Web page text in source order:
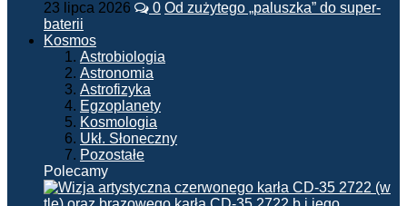
23 lipca 2026 0 Od zużytego „paluszka” do super-
baterii
Kosmos
Astrobiologia
Astronomia
Astrofizyka
Egzoplanety
Kosmologia
Ukł. Słoneczny
Pozostałe
Polecamy